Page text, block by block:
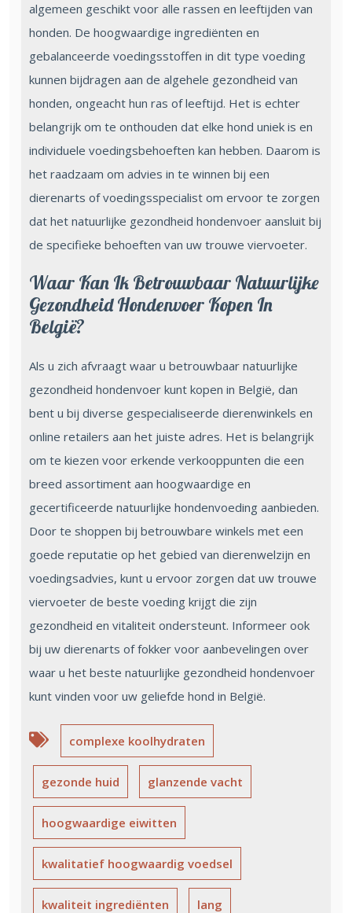
algemeen geschikt voor alle rassen en leeftijden van
honden. De hoogwaardige ingrediënten en
gebalanceerde voedingsstoffen in dit type voeding
kunnen bijdragen aan de algehele gezondheid van
honden, ongeacht hun ras of leeftijd. Het is echter
belangrijk om te onthouden dat elke hond uniek is en
individuele voedingsbehoeften kan hebben. Daarom is
het raadzaam om advies in te winnen bij een
dierenarts of voedingsspecialist om ervoor te zorgen
dat het natuurlijke gezondheid hondenvoer aansluit bij
de specifieke behoeften van uw trouwe viervoeter.
Waar Kan Ik Betrouwbaar Natuurlijke
Gezondheid Hondenvoer Kopen In
België?
Als u zich afvraagt waar u betrouwbaar natuurlijke
gezondheid hondenvoer kunt kopen in België, dan
bent u bij diverse gespecialiseerde dierenwinkels en
online retailers aan het juiste adres. Het is belangrijk
om te kiezen voor erkende verkooppunten die een
breed assortiment aan hoogwaardige en
gecertificeerde natuurlijke hondenvoeding aanbieden.
Door te shoppen bij betrouwbare winkels met een
goede reputatie op het gebied van dierenwelzijn en
voedingsadvies, kunt u ervoor zorgen dat uw trouwe
viervoeter de beste voeding krijgt die zijn
gezondheid en vitaliteit ondersteunt. Informeer ook
bij uw dierenarts of fokker voor aanbevelingen over
waar u het beste natuurlijke gezondheid hondenvoer
kunt vinden voor uw geliefde hond in België.
complexe koolhydraten
gezonde huid glanzende vacht
hoogwaardige eiwitten
kwalitatief hoogwaardig voedsel
kwaliteit ingrediënten lang